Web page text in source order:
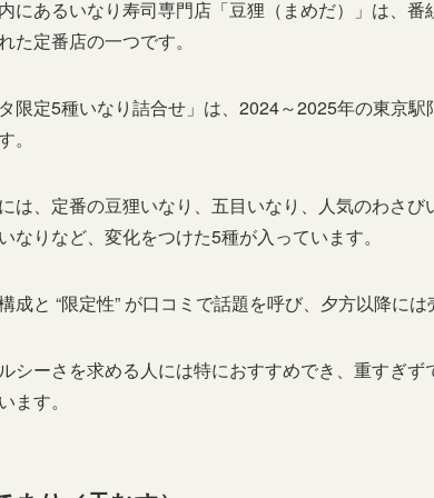
にあるいなり寿司専門店「豆狸（まめだ）」は、
た定番店の一つです。
限定5種いなり詰合せ」は、2024～2025年の東京
。
は、定番の豆狸いなり、五目いなり、人気のわさ
なりなど、変化をつけた5種が入っています。
成と “限定性” が口コミで話題を呼び、夕方以降には
シーさを求める人には特におすすめでき、重すぎ
ます。